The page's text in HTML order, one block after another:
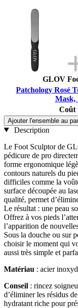
GLOV
Patchology Rosé
Mask,
Coût
Ajouter l'ensemble au
Description
Le Foot Sculptor de
pédicure de pro
forme ergonomique
contours naturels du
difficiles comme la
surface découpée au
qualité, permet
Le résultat : une peau
Offrez à vos pieds
l’apparition de
Sous la douche ou sur
choisir le moment qui
aussi très simple et
Matériau : acier
Conseil : rincez
d’éliminer les résidus
hydratant riche pour